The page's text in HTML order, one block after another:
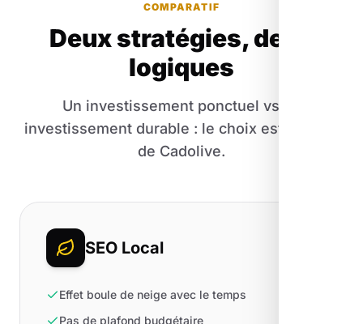
COMPARATIF
Deux stratégies, deux
logiques
Un investissement ponctuel vs un
investissement durable : le choix est vite fait
de Cadolive.
SEO Local
Effet boule de neige avec le temps
Pas de plafond budgétaire